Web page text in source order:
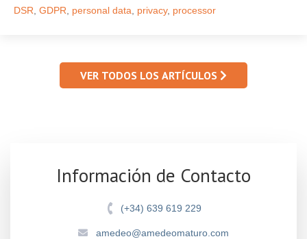
DSR GDPR personal data privacy, processor
VER TODOS LOS ARTÍCULOS
Información de Contacto
(+34) 639 619 229
amedeo@amedeomaturo.com